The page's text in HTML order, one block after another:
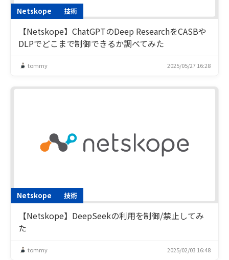
Netskope 技術
【Netskope】ChatGPTのDeep ResearchをCASBや
DLPでどこまで制御できるか調べてみた
tommy 2025/05/27 16:28
Netskope 技術
【Netskope】DeepSeekの利用を制御/禁止してみ
た
tommy 2025/02/03 16:48